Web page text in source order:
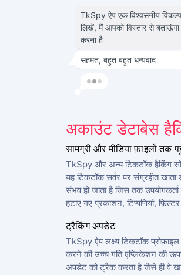
TkSpy ऐप एक विश्वसनीय
लिखें, मैं आपको विस्तार से
करना है
सहमत, बहुत बहुत धन्यवाद
अकाउंट डेटाबेस
सामग्री और मीडिया फ़ाइलों तक
TkSpy और अन्य टिकटॉक हैकिंग
यह टिकटॉक सर्वर पर संग्रहीत
संभव हो जाता है जिस तक
हटाए गए प्रकाशन, टिप्पणियां,
ट्रैकिंग अपडेट
TkSpy ऐप लक्ष्य टिकटॉक
करने की उच्च गति एप्लिकेशन की ऊपर
अपडेट को ट्रैक करता है जैसे ही वे